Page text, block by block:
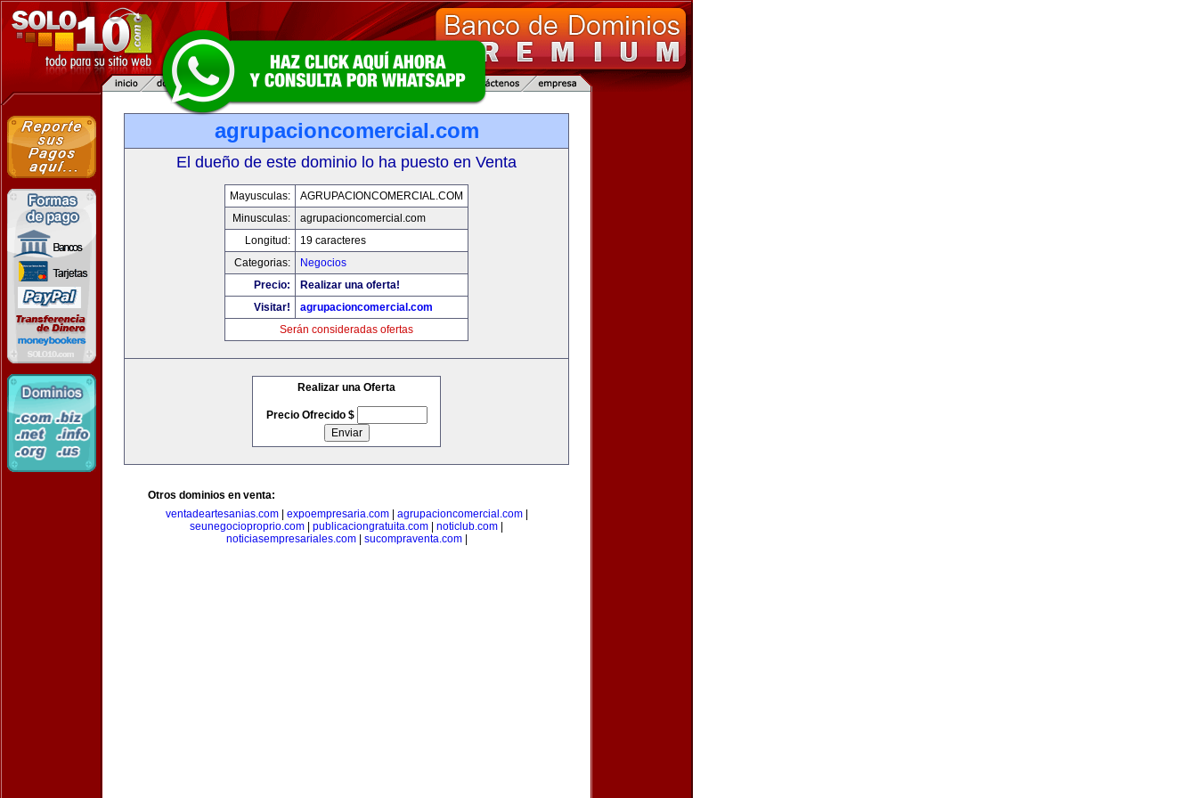
agrupacioncomercial.com
El dueño de este dominio lo ha puesto en Venta
Mayusculas:
AGRUPACIONCOMERCIAL.COM
Minusculas:
agrupacioncomercial.com
Longitud:
19 caracteres
Categorias:
Negocios
Precio:
Realizar una oferta!
Visitar!
agrupacioncomercial.com
Serán consideradas ofertas
Realizar una Oferta
Precio Ofrecido $
Otros dominios en venta:
ventadeartesanias.com| expoempresaria.com| agrupacioncomercial.com|
seunegocioproprio.com
publicaciongratuita.com noticlub.com
noticiasempresariales.com| sucompraventa.com|